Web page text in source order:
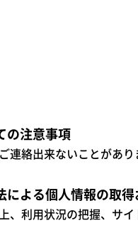
の注意事項
連絡出来ないことがあり
による個人情報の取
、利用状況の把握、サ